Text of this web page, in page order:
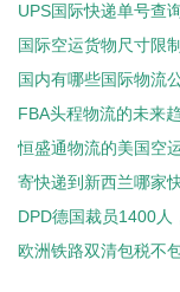
UPS国际快递单号查
国际空运货物尺寸限
国内有哪些国际物流
FBA头程物流的未来
恒盛通物流的美国空
寄快递到新西兰哪家
DPD德国裁员1400人
欧洲铁路双清包税不